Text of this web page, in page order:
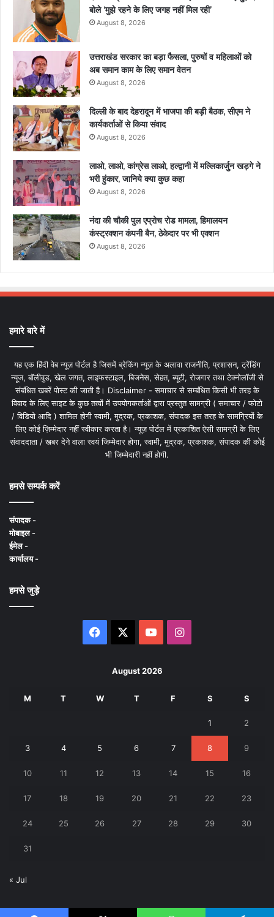
बोले ‘मुझे रहने के लिए जगह नहीं मिल रही’
August 8, 2026
उत्तराखंड सरकार का बड़ा फैसला, पुरुषों व महिलाओं को
अब समान काम के लिए समान वेतन
August 8, 2026
दिल्ली के बाद देहरादून में भाजपा की बड़ी बैठक, सीएम ने
कार्यकर्ताओं से किया संवाद
August 8, 2026
लाओ, लाओ, कांग्रेस लाओ, हल्द्वानी में मल्लिकार्जुन खड़गे ने
भरी हुंकार, जानिये क्या कुछ कहा
August 8, 2026
नंदा की चौकी पुल एप्रोच रोड मामला, हिमालयन
कंस्ट्रक्शन कंपनी बैन, ठेकेदार पर भी एक्शन
August 8, 2026
हमारे बारे में
यह एक हिंदी वेब न्यूज़ पोर्टल है जिसमें ब्रेकिंग न्यूज़ के अलावा राजनीति, प्रशासन, ट्रेंडिंग
न्यूज, बॉलीवुड, खेल जगत, लाइफस्टाइल, बिजनेस, सेहत, ब्यूटी, रोजगार तथा टेक्नोलॉजी से
संबंधित खबरें पोस्ट की जाती है। Disclaimer - समाचार से सम्बंधित किसी भी तरह के
विवाद के लिए साइट के कुछ तत्वों में उपयोगकर्ताओं द्वारा प्रस्तुत सामग्री ( समाचार / फोटो
/ विडियो आदि ) शामिल होगी स्वामी, मुद्रक, प्रकाशक, संपादक इस तरह के सामग्रियों के
लिए कोई ज़िम्मेदार नहीं स्वीकार करता है। न्यूज़ पोर्टल में प्रकाशित ऐसी सामग्री के लिए
संवाददाता / खबर देने वाला स्वयं जिम्मेदार होगा, स्वामी, मुद्रक, प्रकाशक, संपादक की कोई
भी जिम्मेदारी नहीं होगी.
हमसे सम्पर्क करें
संपादक -
मोबाइल -
ईमेल -
कार्यालय -
हमसे जुड़े
Facebook YouTubeInstagram
August 2026
M T W T F S S
1 2
3 4 5 6 7 8 9
10 11 12 13 14 15 16
17 18 19 20 21 22 23
24 25 26 27 28 29 30
31
« Jul